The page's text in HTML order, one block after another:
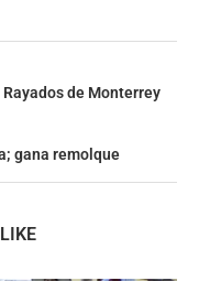
de Monterrey
gana remolque